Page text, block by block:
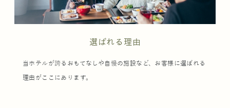
選ばれる理由
当ホテルが誇るおもてなしや自慢の施設など、お客様に選ばれる
理由がここにあります。